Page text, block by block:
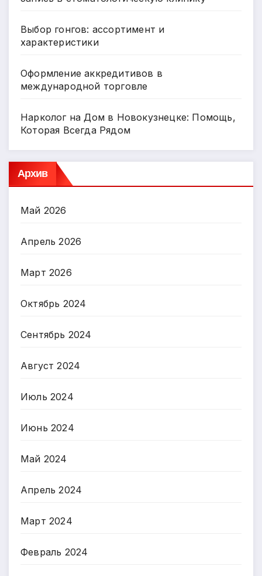
Выбор гонгов: ассортимент и
характеристики
Оформление аккредитивов в
международной торговле
Нарколог на Дом в Новокузнецке: Помощь,
Которая Всегда Рядом
Архив
Май 2026
Апрель 2026
Март 2026
Октябрь 2024
Сентябрь 2024
Август 2024
Июль 2024
Июнь 2024
Май 2024
Апрель 2024
Март 2024
Февраль 2024